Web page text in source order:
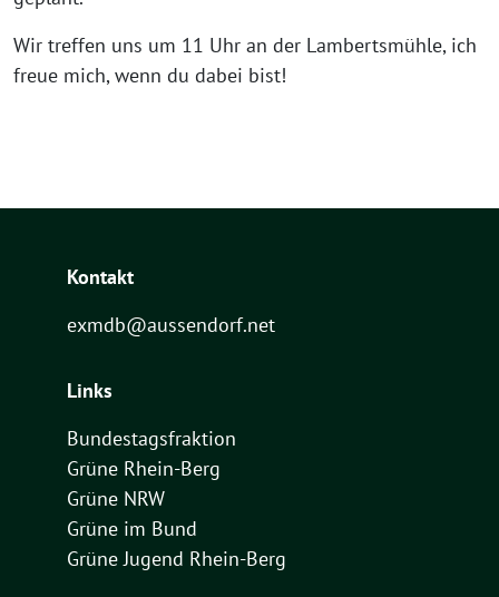
Wir treffen uns um 11 Uhr an der Lambertsmühle, ich
freue mich, wenn du dabei bist!
Kontakt
exmdb@aussendorf.net
Links
Bundestagsfraktion
Grüne Rhein-Berg
Grüne NRW
Grüne im Bund
Grüne Jugend Rhein-Berg